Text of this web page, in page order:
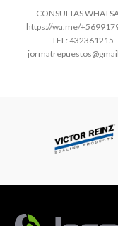
CONSULTAS
https://wa.me/
TEL: 432361215